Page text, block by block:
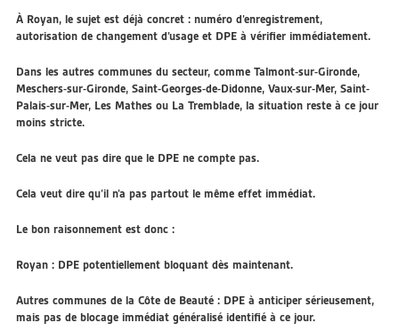
À Royan, le sujet est déjà concret : numéro d’enregistrement,
autorisation de changement d’usage et DPE à vérifier immédiatement.
Dans les autres communes du secteur, comme Talmont-sur-Gironde,
Meschers-sur-Gironde, Saint-Georges-de-Didonne, Vaux-sur-Mer, Saint-
Palais-sur-Mer, Les Mathes ou La Tremblade, la situation reste à ce jour
moins stricte.
Cela ne veut pas dire que le DPE ne compte pas.
Cela veut dire qu’il n’a pas partout le même effet immédiat.
Le bon raisonnement est donc :
Royan : DPE potentiellement bloquant dès maintenant.
Autres communes de la Côte de Beauté : DPE à anticiper sérieusement,
mais pas de blocage immédiat généralisé identifié à ce jour.